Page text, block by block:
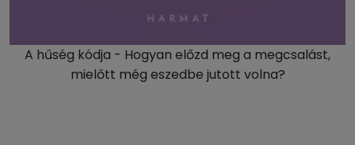
A hűség kódja - Hogyan előzd meg a megcsalást,
mielőtt még eszedbe jutott volna?